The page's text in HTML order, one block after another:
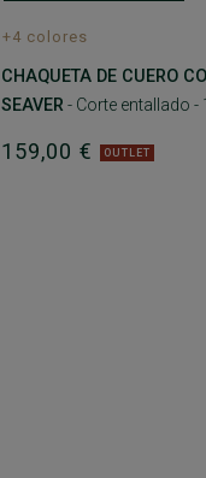
+4 colores
CHAQUETA DE CUERO
SEAVER - Corte entallado -
159,00 € OUTLET